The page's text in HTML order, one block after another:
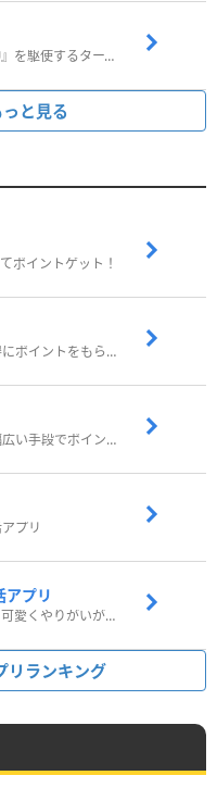
武器の『アビリティ』と『戦神』を駆使するターン制コマンドバトルRPG！
と見る
ポイントゲット！
歩いてポイ活！日常生活でお得にポイントをもらおう
歩いたりアンケート回答など幅広い手段でポイントをゲット
プリ
アプリ
ペットを育ってポイ活しよう！可愛くやりがいがある新感覚アプリ
リランキング